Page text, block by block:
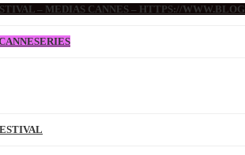
– MEDIAS CANNES – HTTPS://